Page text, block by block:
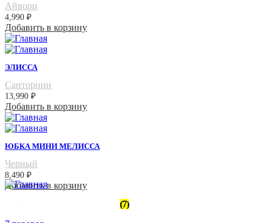
Айвори
4,990 ₽
Добавить в корзину
ЭЛИССА
Санторини
13,990 ₽
Добавить в корзину
ЮБКА МИНИ МЕЛИССА
Черный
8,490 ₽
Добавить в корзину
СЛИТНЫЕ КУПАЛЬНИКИ(7)